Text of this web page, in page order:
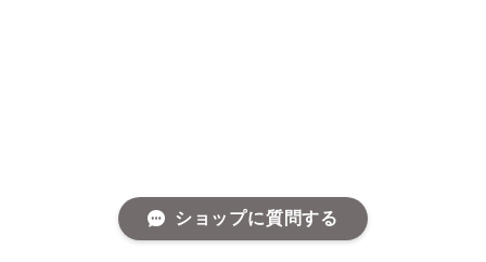
ショップに質問する